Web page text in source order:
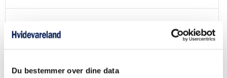
Du bestemmer over dine data